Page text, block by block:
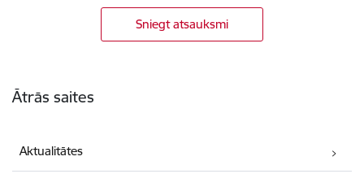
Sniegt atsauksmi
Ātrās saites
Aktualitātes